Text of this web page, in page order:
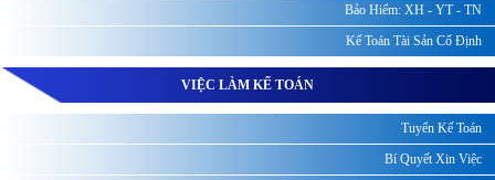
Bảo Hiểm: XH - YT - TN
Kế Toán Tài Sản Cố Định
VIỆC LÀM KẾ TOÁN
Tuyển Kế Toán
Bí Quyết Xin Việc